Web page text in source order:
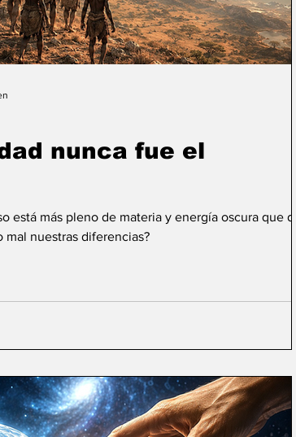
nunca fue el
está más pleno de materia y energía oscura que de
mal nuestras diferencias?